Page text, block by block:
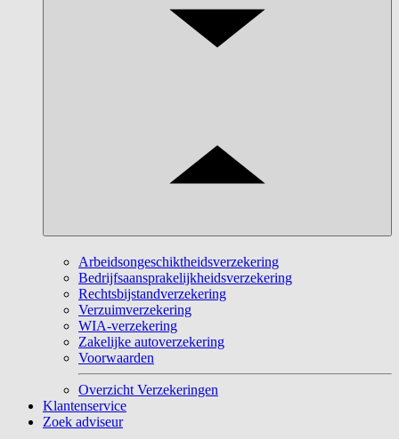
Arbeidsongeschiktheidsverzekering
Bedrijfsaansprakelijkheidsverzekering
Rechtsbijstandverzekering
Verzuimverzekering
WIA-verzekering
Zakelijke autoverzekering
Voorwaarden
Overzicht Verzekeringen
Klantenservice
Zoek adviseur